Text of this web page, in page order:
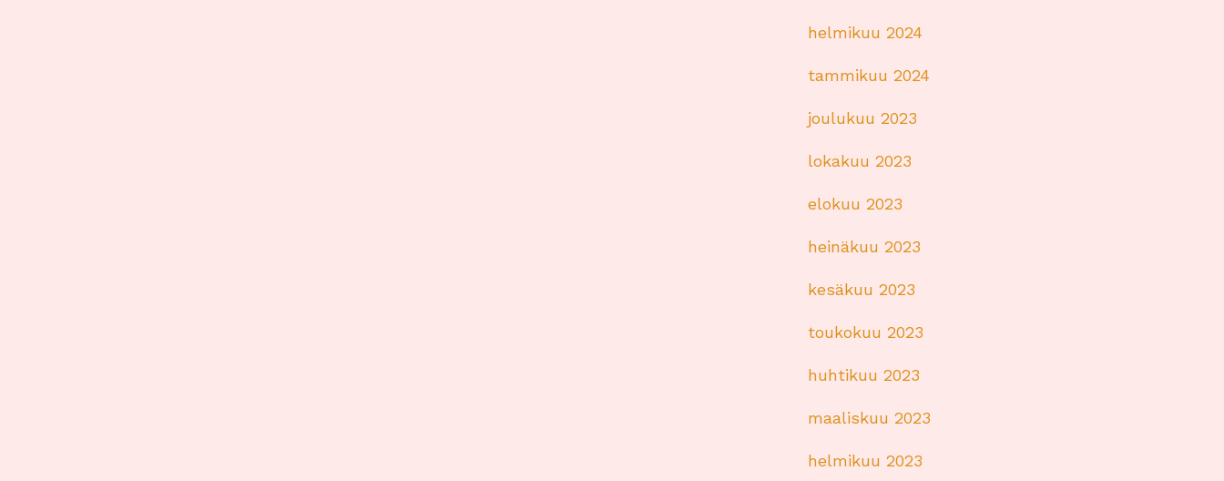
helmikuu 2024
tammikuu 2024
joulukuu 2023
lokakuu 2023
elokuu 2023
heinäkuu 2023
kesäkuu 2023
toukokuu 2023
huhtikuu 2023
maaliskuu 2023
helmikuu 2023